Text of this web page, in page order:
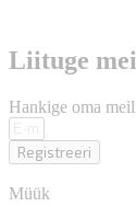
Liituge
Hankige oma
Registreeri
Müük